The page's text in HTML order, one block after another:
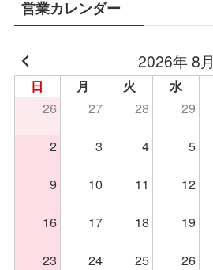
営業カレンダー
2026年 8月
日 月 火 水
26 27 28 29
2
3 4 5
9
10 11 12
16
17 18 19
23
24 25 26